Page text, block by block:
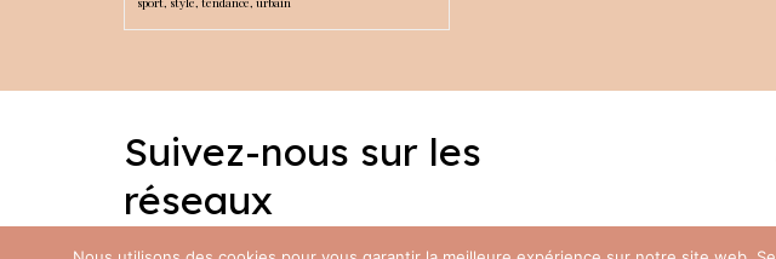
Suivez-nous sur les
réseaux
Facebook
Instagram